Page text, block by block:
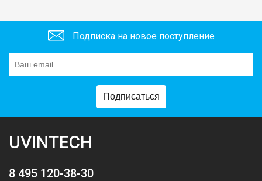
Подписка на новое поступление
Подписаться
UVINTECH
8 495 120-38-30